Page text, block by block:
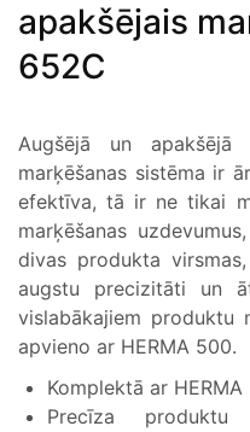
apakšējais
652C
Augšējā un
marķēšanas sistēma ir
efektīva, tā ir ne tikai
marķēšanas
divas produkta
augstu precizitāti un
vislabākajiem produktu
apvieno ar HERMA 500.
Komplektā ar HERMA
Precīza produktu